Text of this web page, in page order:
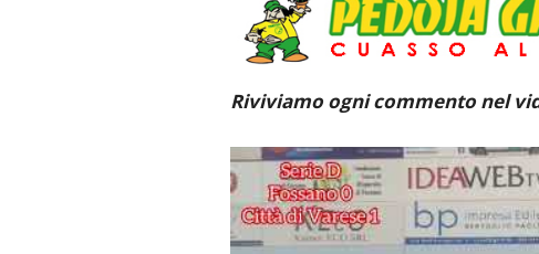
Riviviamo ogni commento nel